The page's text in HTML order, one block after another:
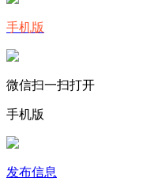
手机版
微信扫一扫打开
手机版
发布信息